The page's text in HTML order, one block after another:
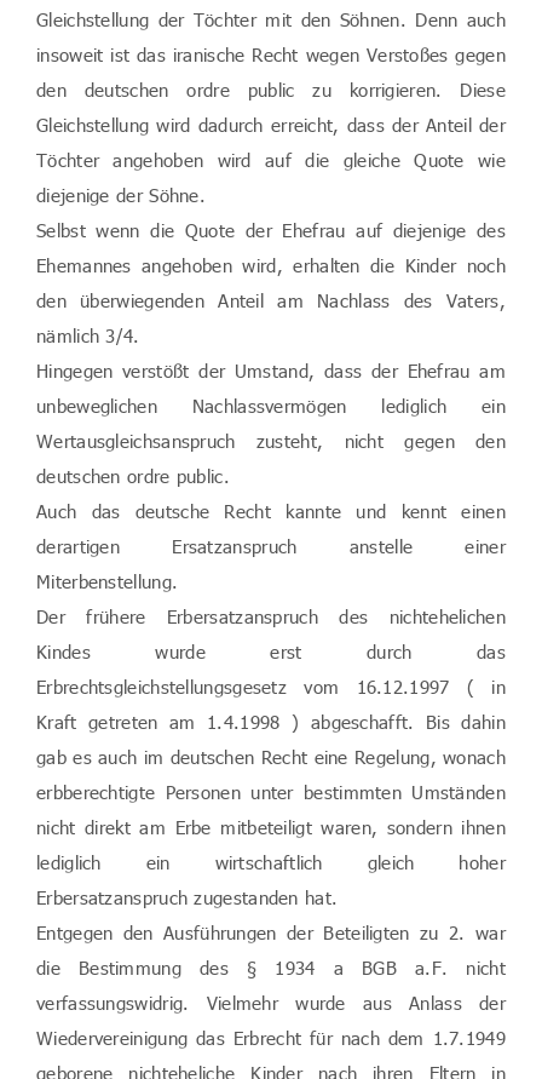
Gleichstellung der Töchter mit den Söhnen. Denn auch
insoweit ist das iranische Recht wegen Verstoßes gegen
den deutschen ordre public zu korrigieren. Diese
Gleichstellung wird dadurch erreicht, dass der Anteil der
Töchter angehoben wird auf die gleiche Quote wie
diejenige der Söhne.
Selbst wenn die Quote der Ehefrau auf diejenige des
Ehemannes angehoben wird, erhalten die Kinder noch
den überwiegenden Anteil am Nachlass des Vaters,
nämlich 3/4.
Hingegen verstößt der Umstand, dass der Ehefrau am
unbeweglichen Nachlassvermögen lediglich ein
Wertausgleichsanspruch zusteht, nicht gegen den
deutschen ordre public.
Auch das deutsche Recht kannte und kennt einen
derartigen Ersatzanspruch anstelle einer
Miterbenstellung.
Der frühere Erbersatzanspruch des nichtehelichen
Kindes wurde erst durch das
Erbrechtsgleichstellungsgesetz vom 16.12.1997 ( in
Kraft getreten am 1.4.1998 ) abgeschafft. Bis dahin
gab es auch im deutschen Recht eine Regelung, wonach
erbberechtigte Personen unter bestimmten Umständen
nicht direkt am Erbe mitbeteiligt waren, sondern ihnen
lediglich ein wirtschaftlich gleich hoher
Erbersatzanspruch zugestanden hat.
Entgegen den Ausführungen der Beteiligten zu 2. war
die Bestimmung des § 1934 a BGB a.F. nicht
verfassungswidrig. Vielmehr wurde aus Anlass der
Wiedervereinigung das Erbrecht für nach dem 1.7.1949
geborene nichteheliche Kinder nach ihren Eltern in